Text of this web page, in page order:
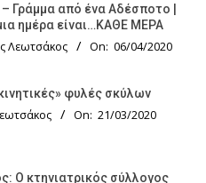
– Γράμμα από ένα Αδέσποτο |
ημέρα είναι…ΚΑΘΕ ΜΕΡΑ
Λεωτσάκος On: 06/04/2020
φυλές σκύλων
On: 21/03/2020
Ο κτηνιατρικός σύλλογος